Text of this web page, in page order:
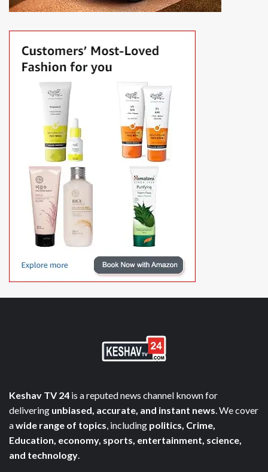
Keshav TV 24 is a reputed news channel known for
delivering unbiased, accurate, and instant news. We cover
awide range of topics, including politics, Crime,
Education, economy, sports, entertainment, science,
and technology.